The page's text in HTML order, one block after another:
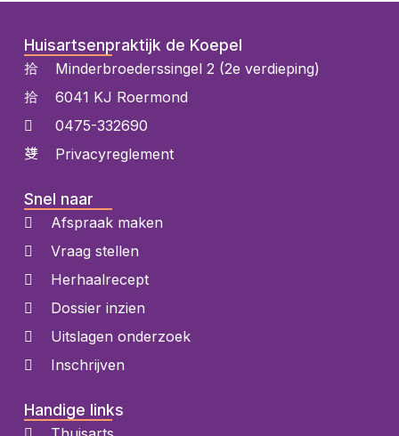
Huisartsenpraktijk de Koepel
Minderbroederssingel 2 (2e verdieping)
6041 KJ Roermond
0475-332690
Privacyreglement
Snel naar
Afspraak maken
Vraag stellen
Herhaalrecept
Dossier inzien
Uitslagen onderzoek
Inschrijven
Handige links